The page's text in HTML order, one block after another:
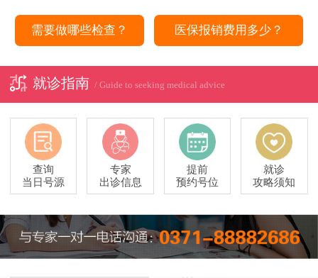
需要做哪些检查？ 医保报销费用多少？
就诊指南 / Guide to seeking medical advice
查询
当日号源
专家
出诊信息
提前
预约号位
就诊
攻略须知